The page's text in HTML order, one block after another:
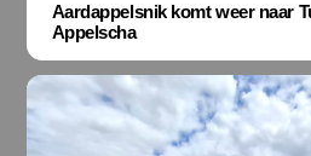
Aardappelsnik komt weer naar
Appelscha